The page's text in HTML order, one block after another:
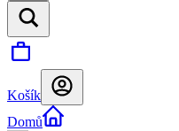
Košík
Domů